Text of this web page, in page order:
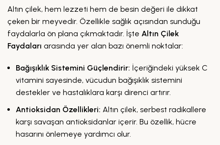
Altın çilek, hem lezzeti hem de besin değeri ile dikkat
çeken bir meyvedir. Özellikle sağlık açısından sunduğu
faydalarla ön plana çıkmaktadır. İşte Altın Çilek
Faydaları arasında yer alan bazı önemli noktalar:
Bağışıklık Sistemini Güçlendirir: İçeriğindeki yüksek C
vitamini sayesinde, vücudun bağışıklık sistemini
destekler ve hastalıklara karşı direnci artırır.
Antioksidan Özellikleri: Altın çilek, serbest radikallere
karşı savaşan antioksidanlar içerir. Bu özellik, hücre
hasarını önlemeye yardımcı olur.